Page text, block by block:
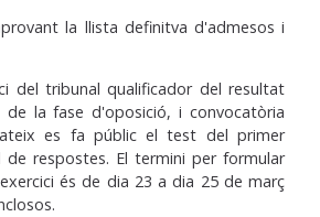
la llista definitva d'admesos i
del tribunal qualificador del resultat
de la fase d'oposició, i convocatòria
es fa públic el test del primer
de respostes. El termini per formular
és de dia 23 a dia 25 de març